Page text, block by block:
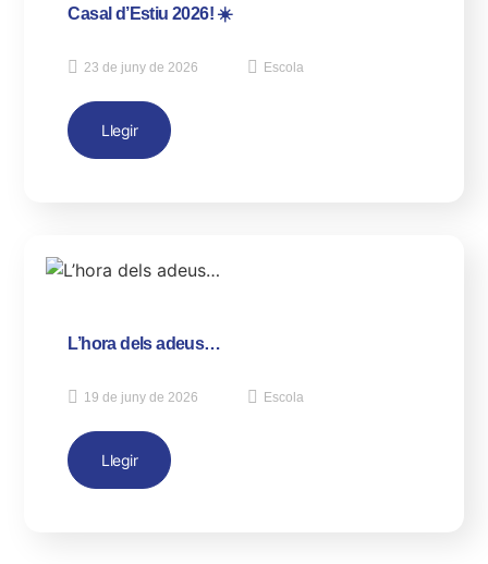
Casal d’Estiu 2026! ☀️
23 de juny de 2026 Escola
Llegir
L’hora dels adeus…
19 de juny de 2026 Escola
Llegir